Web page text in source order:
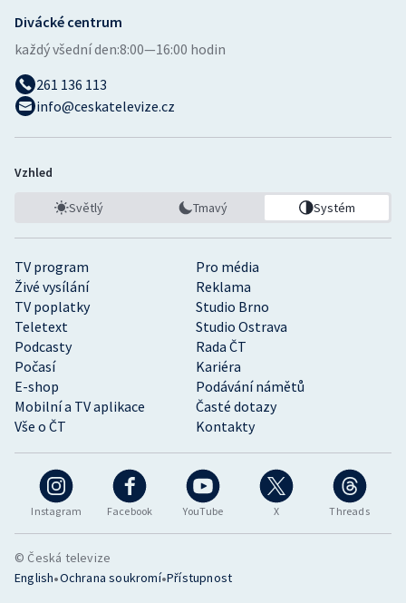
Instagram Facebook YouTube X Threads
TV program
Pro média
Živé vysílání
Reklama
TV poplatky
Studio Brno
Teletext
Studio Ostrava
Podcasty
Rada ČT
Počasí
Kariéra
E-shop
Podávání námětů
Mobilní a TV aplikace
Časté dotazy
Vše o ČT
Kontakty
Divácké centrum
každý všední den:8:00—16:00 hodin
261 136 113
info@ceskatelevize.cz
Vzhled
Světlý Tmavý Systém
© Česká televize
English•Ochrana soukromí•Přístupnost